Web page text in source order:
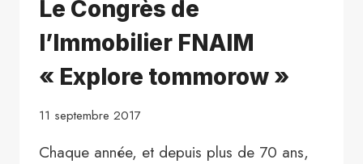
Le Congrès de
l’Immobilier FNAIM
« Explore tommorow »
11 septembre 2017
Chaque année, et depuis plus de 70 ans,